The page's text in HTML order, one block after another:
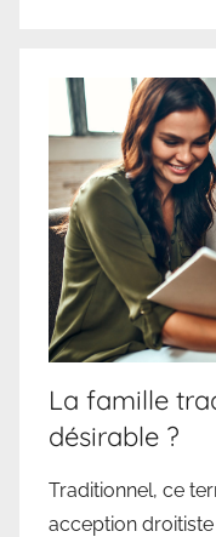
La famille
désirable ?
Traditionnel, ce
acception droitiste